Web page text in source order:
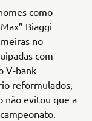
como
Biaggi
no
com
V-bank
reformulados,
não evitou que a